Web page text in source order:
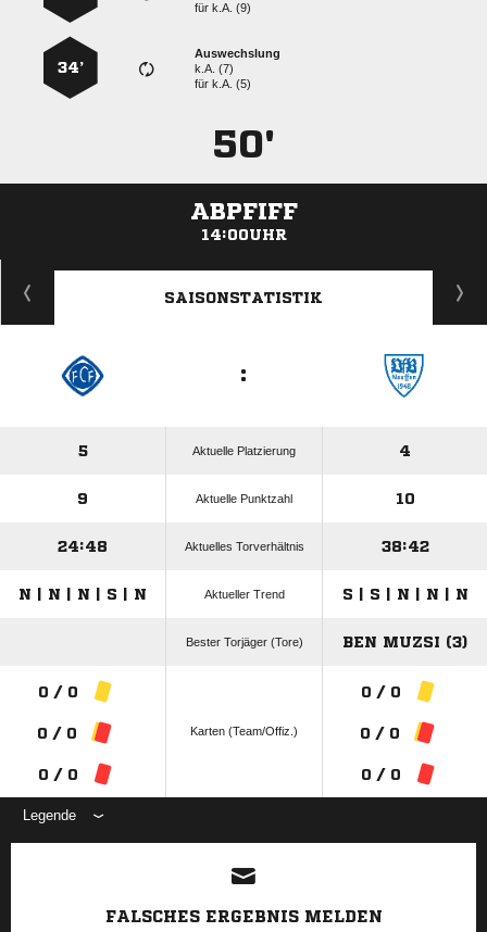
fürk.A. (9)
Auswechslung
k.A. (7)
fürk.A. (5)
34’
50'
ABPFIFF
14:00UHR
ANZEIGE
SAISONSTATISTIK
:
5 Aktuelle Platzierung 4
9 Aktuelle Punktzahl 10
24:48 Aktuelles Torverhältnis 38:42
N | N | N | S | N Aktueller Trend S | S | N | N | N
Bester Torjäger (Tore) BEN MUZSI (3)
0 / 0
0 / 0
0 / 0
Karten (Team/Offiz.)
0 / 0
0 / 0
0 / 0
Legende
ANZEIGE
FALSCHES ERGEBNIS MELDEN